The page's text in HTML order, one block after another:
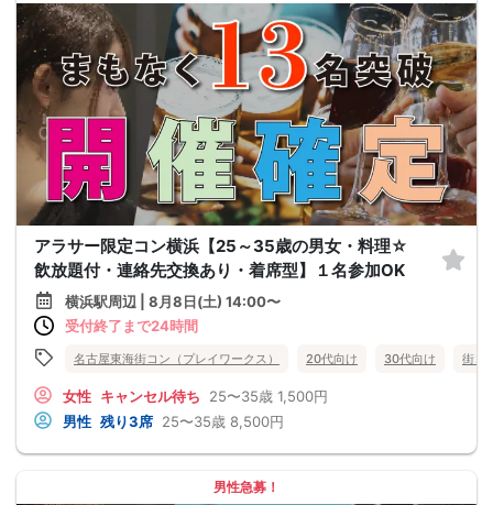
アラサー限定コン横浜【25～35歳の男女・料理☆
飲放題付・連絡先交換あり・着席型】１名参加OK
横浜駅周辺 | 8月8日(土) 14:00〜
受付終了まで24時間
名古屋東海街コン（プレイワークス） 20代向け 30代向け 街コ
女性 キャンセル待ち 25〜35歳 1,500円
男性 残り3席 25〜35歳 8,500円
男性急募！